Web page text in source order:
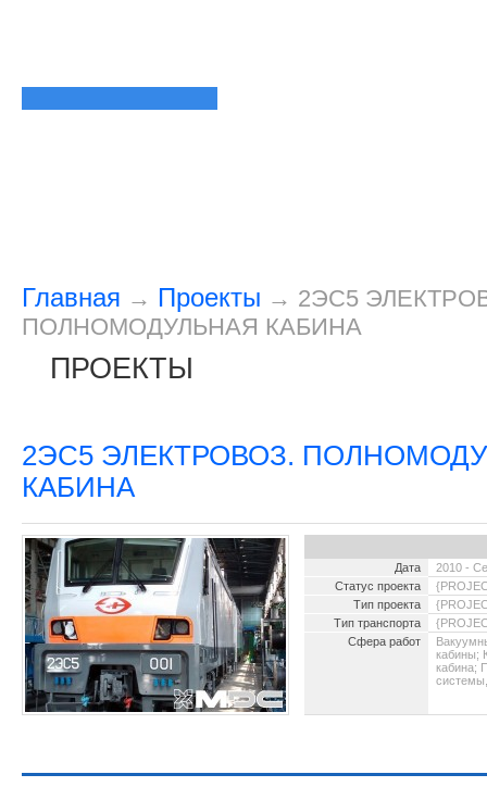
Главная → Проекты → 2ЭС5
ПОЛНОМОДУЛЬНАЯ КАБИНА
ПРОЕКТЫ
2ЭС5 ЭЛЕКТРОВОЗ.
КАБИНА
Дата
2010 -
Статус проекта
Тип проекта
Тип транспорта
Сфера работ
кабины;
кабина;
2016 -
для